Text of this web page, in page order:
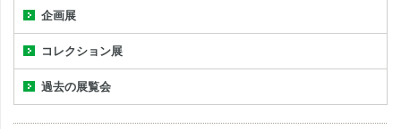
企画展
コレクション展
過去の展覧会